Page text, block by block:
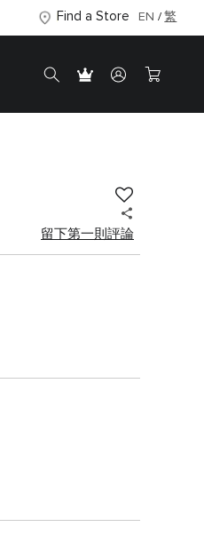
Find a Store EN 繁
留下第一則評論